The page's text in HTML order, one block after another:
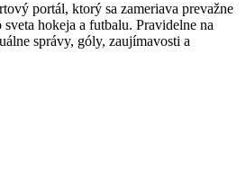
portál, ktorý sa zameriava prevažne
hokeja a futbalu. Pravidelne na
správy, góly, zaujímavosti a